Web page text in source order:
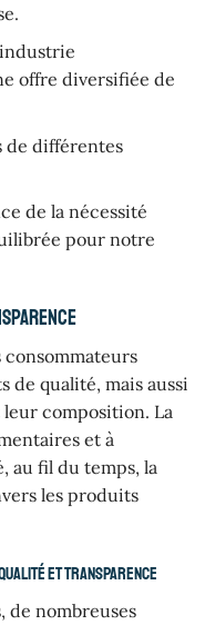
offre diversifiée de
de différentes
de la nécessité
pour notre
consommateurs
de qualité, mais aussi
composition. La
et à
au fil du temps, la
les produits
et transparence
de nombreuses